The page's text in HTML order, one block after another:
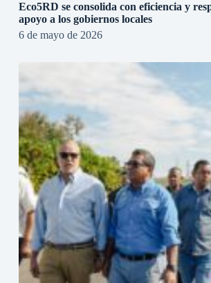
Eco5RD se consolida con eficiencia y
apoyo a los gobiernos locales
6 de mayo de 2026